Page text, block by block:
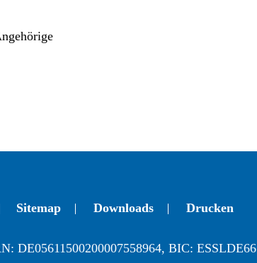
Sitemap Downloads Drucken
DE05611500200007558964, BIC: ESSLDE66